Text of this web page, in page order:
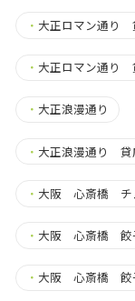
・ 大正ロマン通り
・ 大正ロマン通り
・ 大正浪漫通り
・ 大正浪漫通り
・ 大阪 心斎橋 チ
・ 大阪 心斎橋 餃
・ 大阪 心斎橋 餃